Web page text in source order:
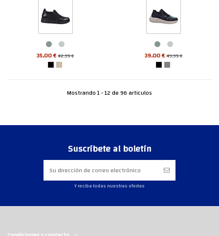
35,00 €42,95 € 39,00 €49,95 €
Mostrando 1 - 12 de 96 articulos
Suscríbete al boletín
Y reciba todas nuestras ofertas